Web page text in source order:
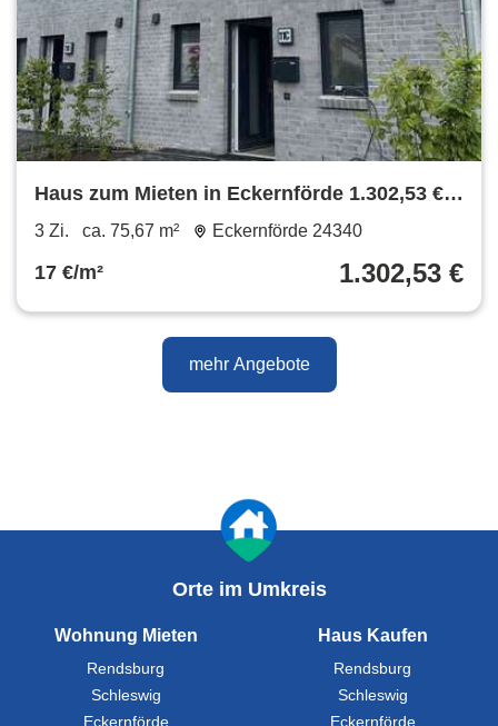
Haus zum Mieten in Eckernförde 1.302,53 €
75.67 m²
3 Zi. ca. 75,67 m² Eckernförde 24340
17 €/m² 1.302,53 €
mehr Angebote
Orte im Umkreis
Wohnung Mieten
Rendsburg
Schleswig
Eckernförde
Haus Kaufen
Rendsburg
Schleswig
Eckernförde